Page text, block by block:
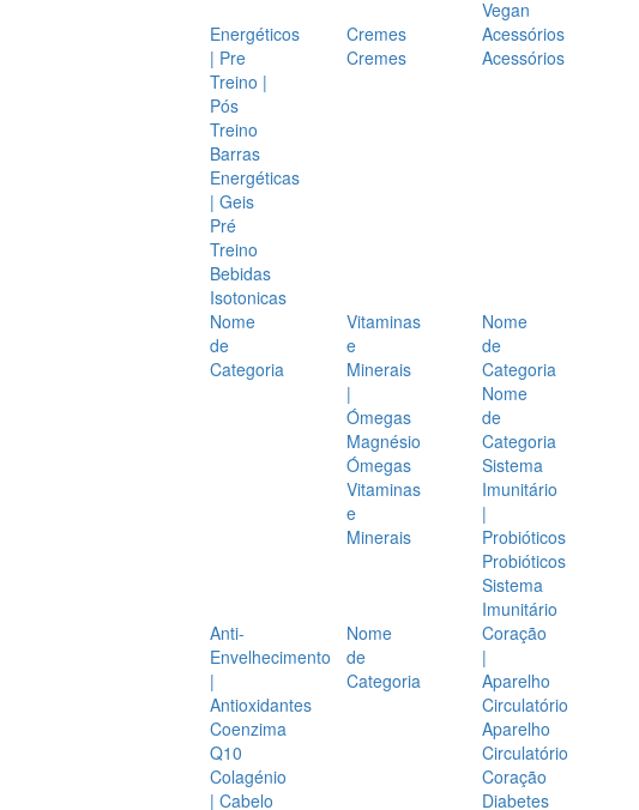
Vegan
Energéticos
| Pre
Treino |
Pós
Treino
Barras
Energéticas
| Geis
Pré
Treino
Bebidas
Isotonicas
Cremes
Cremes
Acessórios
Acessórios
Nome
de
Categoria
Vitaminas
e
Minerais
|
Ómegas
Magnésio
Ómegas
Vitaminas
e
Minerais
Nome
de
Categoria
Nome
de
Categoria
Sistema
Imunitário
|
Probióticos
Probióticos
Sistema
Imunitário
Anti-
Envelhecimento
|
Antioxidantes
Coenzima
Q10
Colagénio
| Cabelo
Nome
de
Categoria
Coração
|
Aparelho
Circulatório
Aparelho
Circulatório
Coração
Diabetes